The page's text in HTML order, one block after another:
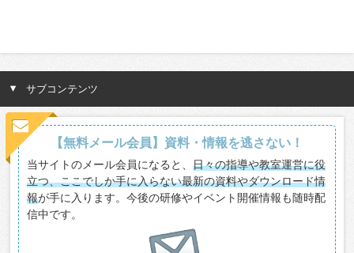
サブコンテンツ
【無料メール会員】資料・情報を逃さない！
当サイトのメール会員になると、日々の指導や教室運営に役
立つ、ここでしか手に入らない最新の資料やダウンロード情
報が手に入ります。今後の研修やイベント開催情報も随時配
信中です。